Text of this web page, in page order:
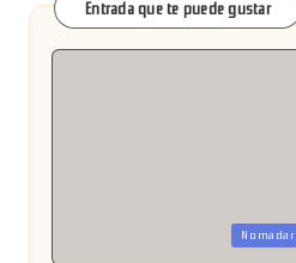
Entrada que te puede gustar
Nomadar